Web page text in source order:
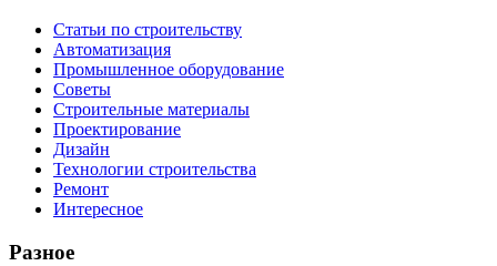
Статьи по строительству
Автоматизация
Промышленное оборудование
Советы
Строительные материалы
Проектирование
Дизайн
Технологии строительства
Ремонт
Интересное
Разное